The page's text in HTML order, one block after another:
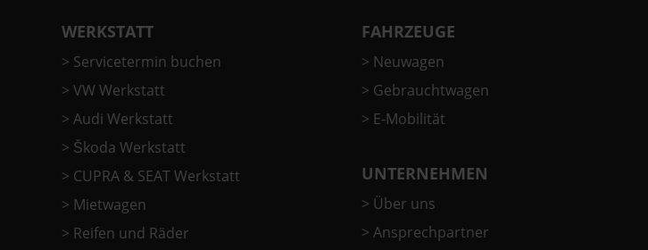
WERKSTATT
> Servicetermin buchen
> VW Werkstatt
> Audi Werkstatt
> Škoda Werkstatt
> CUPRA & SEAT Werkstatt
> Mietwagen
> Reifen und Räder
FAHRZEUGE
> Neuwagen
> Gebrauchtwagen
> E-Mobilität
UNTERNEHMEN
> Über uns
> Ansprechpartner